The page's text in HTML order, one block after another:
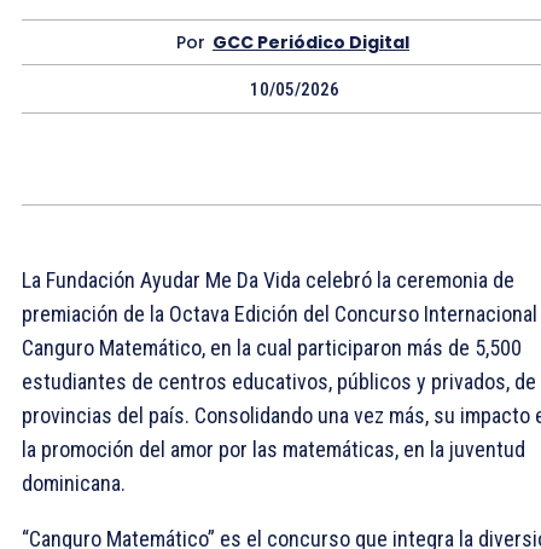
Por GCC Periódico Digital
10/05/2026
La Fundación Ayudar Me Da Vida celebró la ceremonia de
premiación de la Octava Edición del Concurso Internacional
Canguro Matemático, en la cual participaron más de 5,500
estudiantes de centros educativos, públicos y privados, de
provincias del país. Consolidando una vez más, su impacto
la promoción del amor por las matemáticas, en la juventud
dominicana.
“Canguro Matemático” es el concurso que integra la